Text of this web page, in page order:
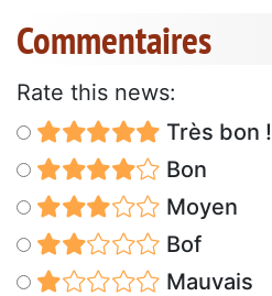
Commentaires
Rate this news:
Très bon !
Bon
Moyen
Bof
Mauvais